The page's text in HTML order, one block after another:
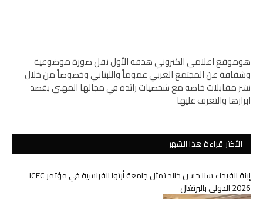
هوموقع اعلامي الكتروني هدفه الأول نقل صورة موضوعية
وشفافة عن المجتمع العربي عموماً واللبناني وخصوصاً من خلال
نشر مقابلات خاصة مع شخصيات رائدة في مجالها المهني بقصد
ابرازها والتعرف عليها
الأكثر قراءة هذا الشهر
إبنة الفيحاء سنا حسن خالد تمثل جامعة أرتوا الفرنسية في مؤتمر ICEC
2026 الدولي بالبرتغال